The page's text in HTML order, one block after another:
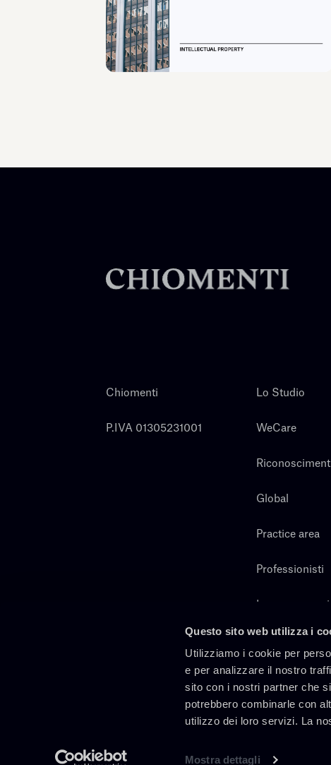
Questo sito web utilizza i
Utilizziamo i cookie per
e per analizzare il nostro
sito con i nostri partner che
potrebbero combinarle con
utilizzo dei loro servizi. La
Mostra dettagli
Chiomenti
P.IVA 01305231001
Lo Studio
WeCare
Global
Practice area
Professionisti
Lavora con noi